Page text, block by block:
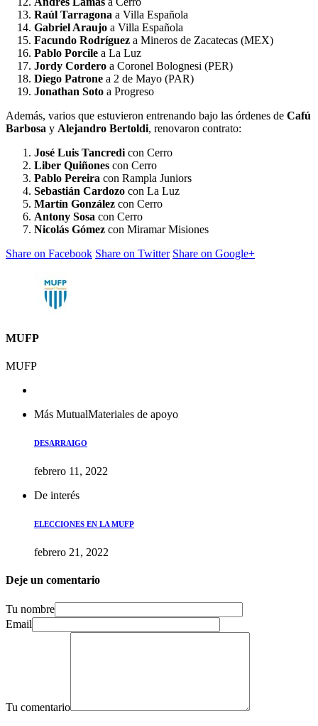
Raúl Tarragona a Villa Española
Gabriel Araujo a Villa Española
Facundo Rodríguez a Mineros de Zacatecas (MEX)
Pablo Porcile a La Luz
Jordy Cordero a Coronel Bolognesi (PER)
Diego Patrone a 2 de Mayo (PAR)
Jonathan Soto a Progreso
Además, varios que estuvieron entrenando bajo las órdenes de Cafú
Barbosa y Alejandro Bertoldi, renovaron contrato:
José Luis Tancredi con Cerro
Liber Quiñones con Cerro
Pablo Pereira con Rampla Juniors
Sebastián Cardozo con La Luz
Martín González con Cerro
Antony Sosa con Cerro
Nicolás Gómez con Miramar Misiones
Share on Facebook Share on Twitter Share on Google+
MUFP
MUFP
Más MutualMateriales de apoyo
DESARRAIGO
febrero 11, 2022
De interés
ELECCIONES EN LA MUFP
febrero 21, 2022
Deje un comentario
Tu nombre
Email
Tu comentario